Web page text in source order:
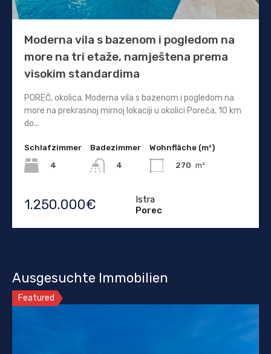
Moderna vila s bazenom i pogledom na
more na tri etaže, namještena prema
visokim standardima
POREČ, okolica. Moderna vila s bazenom i pogledom na
more na prekrasnoj mirnoj lokaciji u okolici Poreča, 10 km
do...
Schlafzimmer
4
Badezimmer
4
Wohnfläche (m²)
270 m²
1.250.000€
Istra
Porec
Ausgesuchte Immobilien
Featured